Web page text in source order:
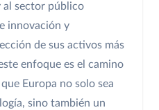
al sector público
innovación y
de sus activos más
enfoque es el camino
Europa no solo sea
sino también un